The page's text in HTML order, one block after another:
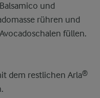
und
rühren und
füllen.
dem restlichen Arla®